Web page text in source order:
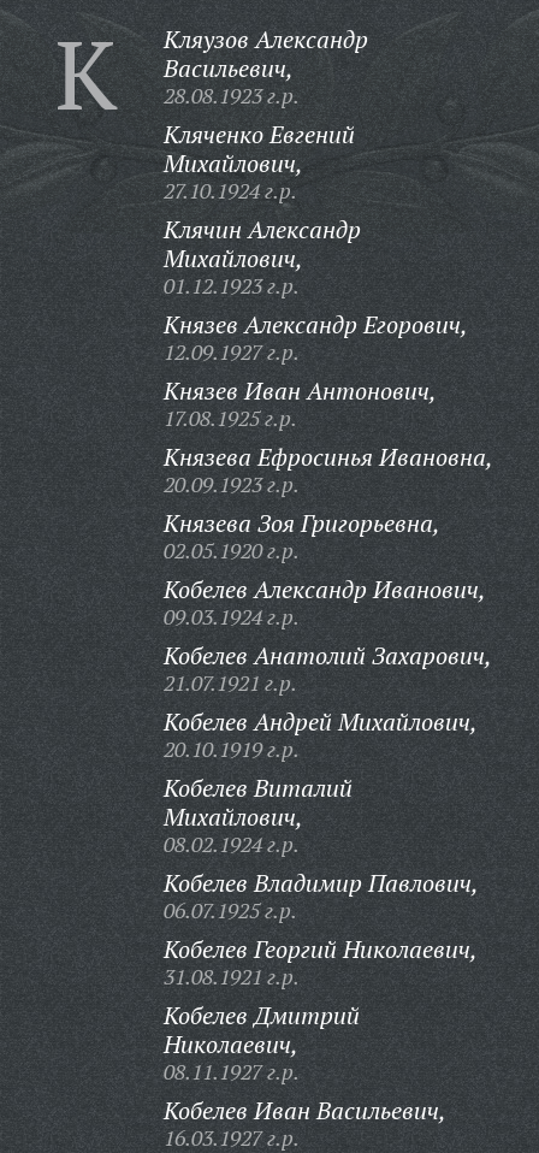
К
Кляузов Александр
Васильевич,
28.08.1923 г.р.
Кляченко Евгений
Михайлович,
27.10.1924 г.р.
Клячин Александр
Михайлович,
01.12.1923 г.р.
Князев Александр Егорович,
12.09.1927 г.р.
Князев Иван Антонович,
17.08.1925 г.р.
Князева Ефросинья Ивановна,
20.09.1923 г.р.
Князева Зоя Григорьевна,
02.05.1920 г.р.
Кобелев Александр Иванович,
09.03.1924 г.р.
Кобелев Анатолий Захарович,
21.07.1921 г.р.
Кобелев Андрей Михайлович,
20.10.1919 г.р.
Кобелев Виталий
Михайлович,
08.02.1924 г.р.
Кобелев Владимир Павлович,
06.07.1925 г.р.
Кобелев Георгий Николаевич,
31.08.1921 г.р.
Кобелев Дмитрий
Николаевич,
08.11.1927 г.р.
Кобелев Иван Васильевич,
16.03.1927 г.р.